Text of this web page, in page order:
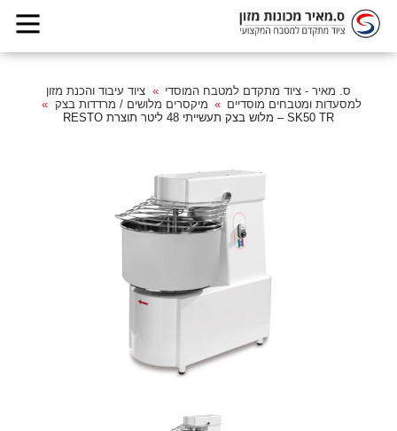
ס. מאיר - ציוד מתקדם למטבח המוסדי
ציוד עיבוד והכנת מזון
למסעדות ומטבחים מוסדיים
מיקסרים מלושים / מרדדות בצק
SK50 TR – מלוש בצק תעשייתי 48 ליטר תוצרת RESTO